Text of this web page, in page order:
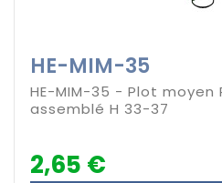
HE-MIM-35
HE-MIM-35 - Plot moyen
assemblé H 33-37
2,65 €